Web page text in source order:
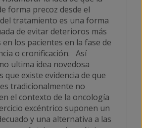
forma precoz desde el
tratamiento es una forma
de evitar deterioros más
en los pacientes en la fase de
o cronificación. Así
ultima idea novedosa
que existe evidencia de que
tradicionalmente no
el contexto de la oncología
excéntrico suponen un
y una alternativa a las